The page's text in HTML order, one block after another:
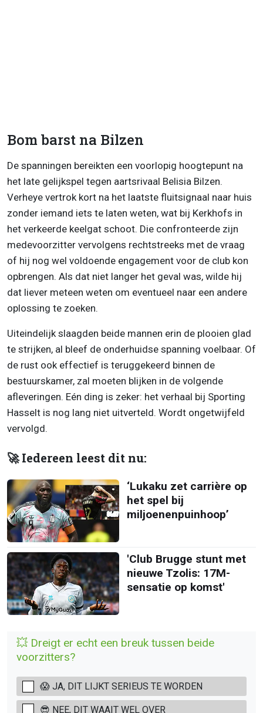
Bom barst na Bilzen
De spanningen bereikten een voorlopig hoogtepunt na
het late gelijkspel tegen aartsrivaal Belisia Bilzen.
Verheye vertrok kort na het laatste fluitsignaal naar huis
zonder iemand iets te laten weten, wat bij Kerkhofs in
het verkeerde keelgat schoot. Die confronteerde zijn
medevoorzitter vervolgens rechtstreeks met de vraag
of hij nog wel voldoende engagement voor de club kon
opbrengen. Als dat niet langer het geval was, wilde hij
dat liever meteen weten om eventueel naar een andere
oplossing te zoeken.
Uiteindelijk slaagden beide mannen erin de plooien glad
te strijken, al bleef de onderhuidse spanning voelbaar. Of
de rust ook effectief is teruggekeerd binnen de
bestuurskamer, zal moeten blijken in de volgende
afleveringen. Eén ding is zeker: het verhaal bij Sporting
Hasselt is nog lang niet uitverteld. Wordt ongetwijfeld
vervolgd.
🚀 Iedereen leest dit nu:
‘Lukaku zet carrière op
het spel bij
miljoenenpuinhoop’
'Club Brugge stunt met
nieuwe Tzolis: 17M-
sensatie op komst'
💥 Dreigt er echt een breuk tussen beide
voorzitters?
😱 JA, DIT LIJKT SERIEUS TE WORDEN
😎 NEE, DIT WAAIT WEL OVER